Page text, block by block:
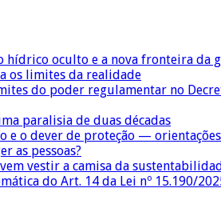
hídrico oculto e a nova fronteira da
os limites da realidade
do poder regulamentar no
paralisia de duas décadas
o dever de proteção —
as pessoas?
vestir a camisa da
do Art. 14 da Lei nº 15.190/